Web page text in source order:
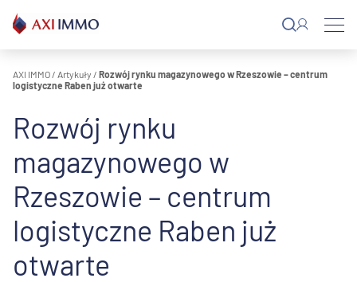
do
treści
AXI IMMO / Artykuły / Rozwój rynku magazynowego w Rzeszowie – centrum
logistyczne Raben już otwarte
Rozwój rynku
magazynowego w
Rzeszowie – centrum
logistyczne Raben już
otwarte